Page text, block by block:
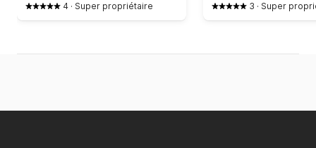
4 · Super propriétaire 3 · Super